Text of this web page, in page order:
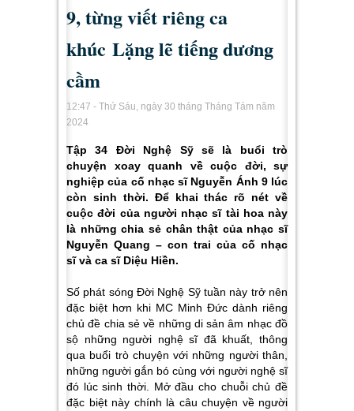
9, từng viết riêng ca
khúc Lặng lẽ tiếng dương
cầm
12:47 - Thứ Sáu, ngày 30 tháng Tháng Tám năm
2024
Tập 34 Đời Nghệ Sỹ sẽ là buổi trò
chuyện xoay quanh về cuộc đời, sự
nghiệp của cố nhạc sĩ Nguyễn Ánh 9 lúc
còn sinh thời. Để khai thác rõ nét về
cuộc đời của người nhạc sĩ tài hoa này
là những chia sẻ chân thật của nhạc sĩ
Nguyễn Quang – con trai của cố nhạc
sĩ và ca sĩ Diệu Hiền.
Số phát sóng Đời Nghệ Sỹ tuần này trở nên
đặc biệt hơn khi MC Minh Đức dành riêng
chủ đề chia sẻ về những di sản âm nhạc đồ
sộ những người nghệ sĩ đã khuất, thông
qua buổi trò chuyện với những người thân,
những người gắn bó cùng với người nghệ sĩ
đó lúc sinh thời. Mở đầu cho chuỗi chủ đề
đặc biệt này chính là câu chuyện về người